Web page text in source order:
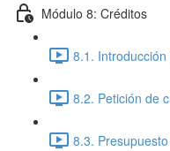
Módulo 8: Créditos
8.1. Introducción
8.2. Petición de
8.3.